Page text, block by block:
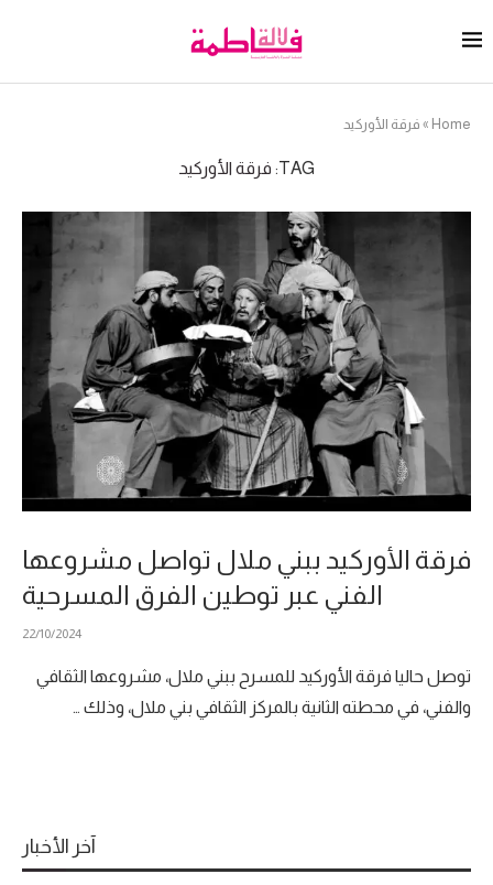
Home
» فرقة الأوركيد
TAG: فرقة الأوركيد
فرقة الأوركيد ببني ملال تواصل مشروعها
الفني عبر توطين الفرق المسرحية
22/10/2024
توصل حاليا فرقة الأوركيد للمسرح ببني ملال، مشروعها الثقافي
والفني، في محطته الثانية بالمركز الثقافي بني ملال، وذلك …
آخر الأخبار